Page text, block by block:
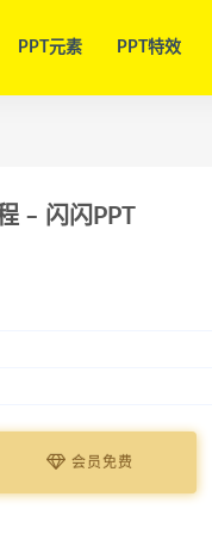
PPT元素 PPT特效
– 闪闪PPT
会员免费